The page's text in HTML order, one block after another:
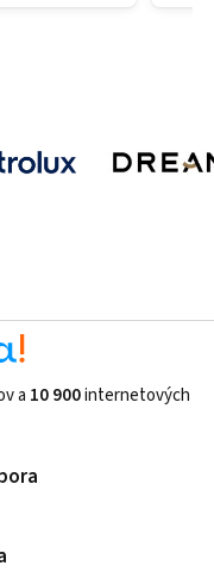
a 10 900internetových